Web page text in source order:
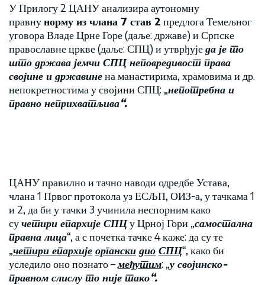
У Прилогу 2 ЦАНУ анализира аутономну
правнунорму из члана 7 став 2 предлога Темељног
уговора Владе Црне Горе (даље: државе) и Српске
православне цркве (даље: СПЦ) и утврђуједа је то
што држава јемчи СПЦ неповредивост права
својине и државинена манастирима, храмовима и др.
непокретностима у својини СПЦ: „непотребна и
правно неприхватљива“.
ЦАНУ правилно и тачно наводи одредбе Устава,
члана 1 Првог протокола уз ЕСЉП, ОИЗ-а, у тачкама 1
и 2, да би у тачки 3 учинила неспорним како
сучетири епархије СПЦу Црној Гори „самостална
правна лица“, а с почетка тачке 4 каже: да су те
„четири епархије органски дио СПЦ“, како би
уследило оно познато –међутим: „у својинско-
правном слислу то није тако“.